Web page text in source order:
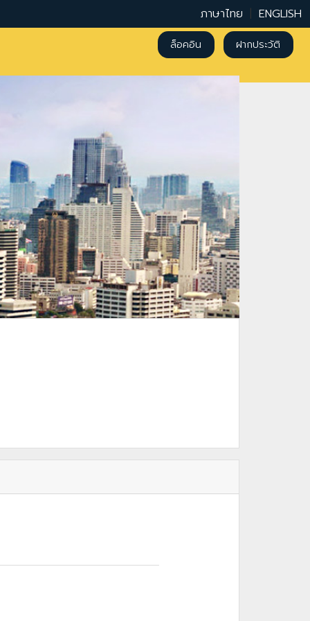
ภาษาไทย ENGLISH
ล็อคอิน ฝากประวัติ